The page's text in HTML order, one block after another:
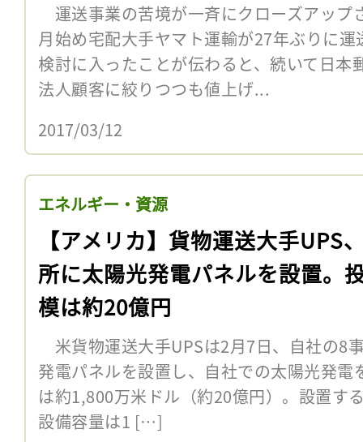
運送事業の苦境が一斉にクローズアップ
月始め宅配大手ヤマト運輸が27年ぶりに
検討に入ったことが伝わると、続いて日本
法人顧客に絞りつつも値上げ...
2017/03/12
エネルギー・資源
【アメリカ】貨物運送大手UPS
所に太陽光発電パネルを設置。
模は約20億円
米貨物運送大手UPSは2月7日、自社の8
発電パネルを設置し、自社での太陽光発
は約1,800万米ドル（約20億円）。設置す
設備容量は1 […]